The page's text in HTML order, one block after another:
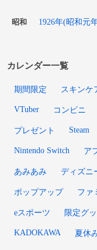
昭和 1926年(昭和元
カレンダー一覧
期間限定 スキンケ
VTuber コンビニ
プレゼント Steam
Nintendo Switch ア
あみあみ ディズニ
ポップアップ ファ
eスポーツ 限定グ
KADOKAWA 夏休